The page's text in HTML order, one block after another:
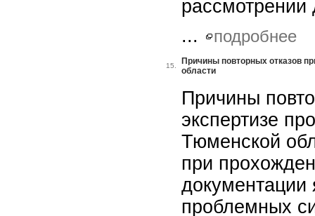
рассмотрении
...
подробнее
15.
Причины повторных отказов
области
Причины
экспертизе
Тюменской
при
проблемных